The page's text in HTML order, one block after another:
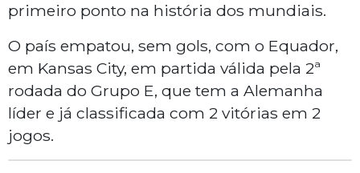
primeiro ponto na história dos mundiais.
O país empatou, sem gols, com o Equador,
em Kansas City, em partida válida pela 2ª
rodada do Grupo E, que tem a Alemanha
líder e já classificada com 2 vitórias em 2
jogos.